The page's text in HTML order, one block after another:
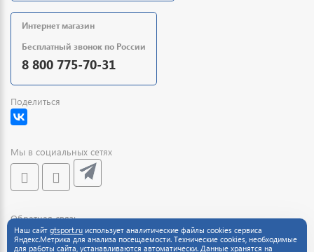
Интернет магазин
Бесплатный звонок по России
8 800 775-70-31
Поделиться
Мы в социальных сетях
Обратная связь
Наш сайт gtsport.ru использует аналитические файлы cookies сервиса
Яндекс.Метрика для анализа посещаемости. Технические cookies, необходимые
для работы сайта, устанавливаются автоматически. Данные хранятся на